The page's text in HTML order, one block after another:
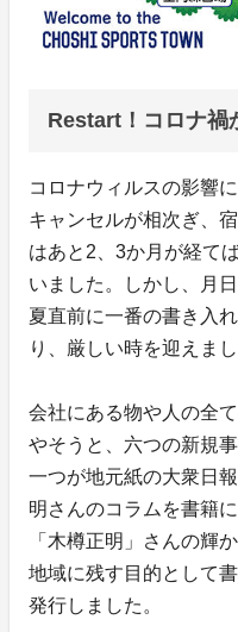
Restart！コロナ禍
コロナウィルスの影響
キャンセルが相次ぎ、
はあと2、3か月が経て
いました。しかし、月
夏直前に一番の書き入
り、厳しい時を迎えまし
会社にある物や人の全
やそうと、六つの新規
一つが地元紙の大衆日
明さんのコラムを書籍
「木樽正明」さんの輝
地域に残す目的として
発行しました。